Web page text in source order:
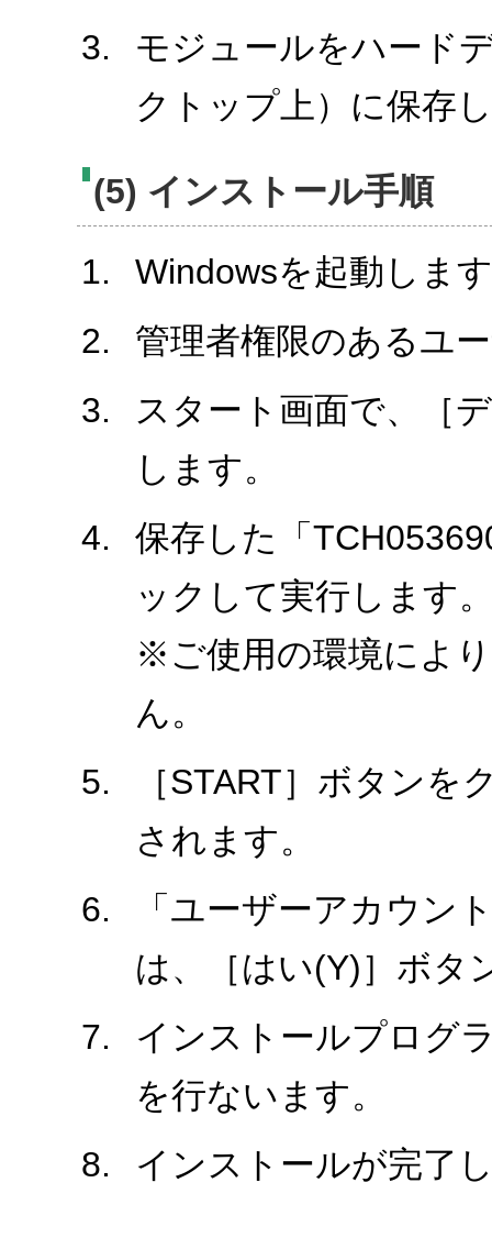
モジュールをハード
クトップ上）に保存
(5) インストール手順
Windowsを起動しま
管理者権限のあるユ
スタート画面で、［
します。
保存した「
ックして実行します
※ご使用の環境によ
ん。
［START］ボタン
されます。
「ユーザーアカウン
は、［はい(Y)］ボタ
インストールプログ
を行ないます。
インストールが完了